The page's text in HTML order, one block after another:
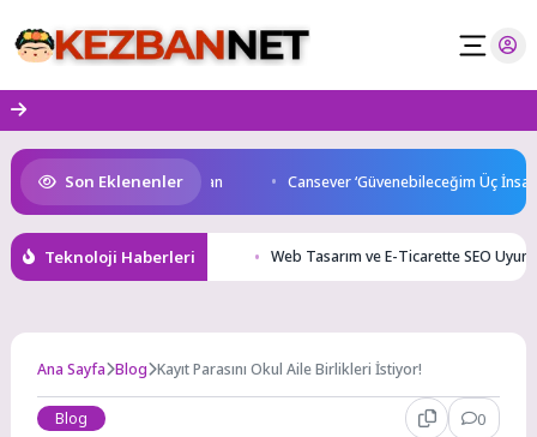
to
content
Son Eklenenler
start Başkan Büyükakın’dan Cansever ‘Güvenebileceğim Üç
Teknoloji Haberleri Web Tasarım ve E-Ticarette SEO
Ana Sayfa Blog Kayıt Parasını Okul Aile Birlikleri İstiyor!
Blog 0